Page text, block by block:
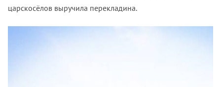
царскосёлов выручила перекладина.